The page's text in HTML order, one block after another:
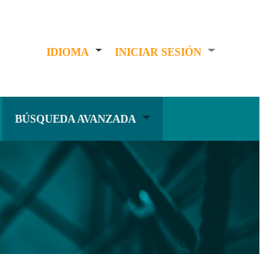
IDIOMA INICIAR SESIÓN
BÚSQUEDA AVANZADA